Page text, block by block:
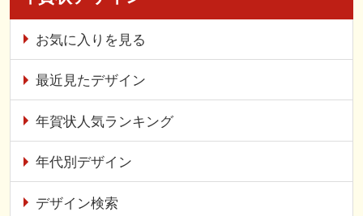
お気に入りを見る
最近見たデザイン
年賀状人気ランキング
年代別デザイン
デザイン検索